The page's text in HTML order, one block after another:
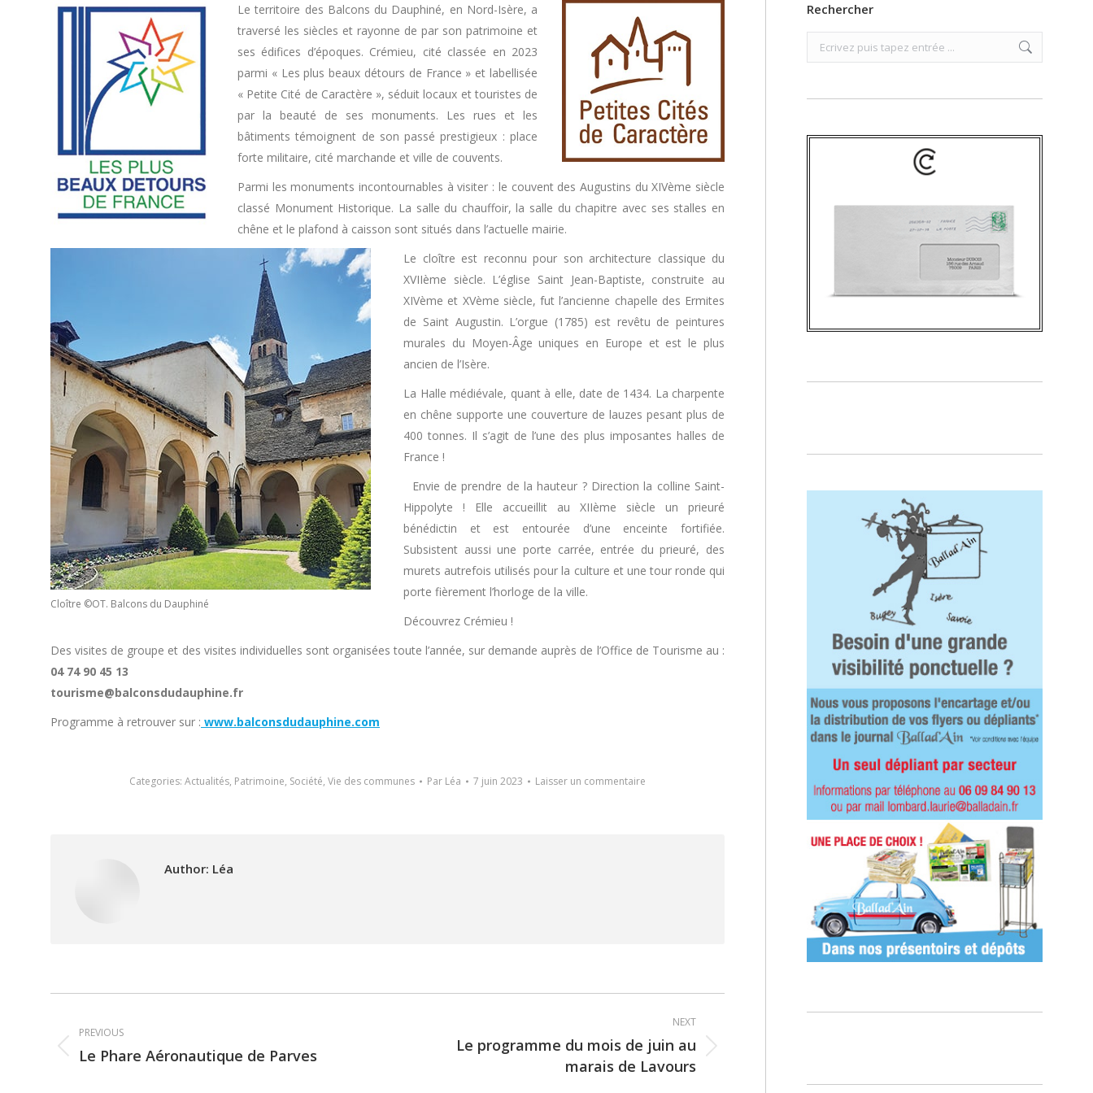
Le territoire des Balcons du Dauphiné, en Nord-Isère, a
traversé les siècles et rayonne de par son patrimoine et
ses édifices d’époques. Crémieu, cité classée en 2023
parmi « Les plus beaux détours de France » et labellisée
« Petite Cité de Caractère », séduit locaux et touristes de
par la beauté de ses monuments. Les rues et les
bâtiments témoignent de son passé prestigieux : place
forte militaire, cité marchande et ville de couvents.
Parmi les monuments incontournables à visiter : le couvent des Augustins du XIVème siècle
classé Monument Historique. La salle du chauffoir, la salle du chapitre avec ses stalles en
chêne et le plafond à caisson sont situés dans l’actuelle mairie.
Cloître ©OT. Balcons du Dauphiné
Le cloître est reconnu pour son architecture classique du
XVIIème siècle. L’église Saint Jean-Baptiste, construite au
XIVème et XVème siècle, fut l’ancienne chapelle des Ermites
de Saint Augustin. L’orgue (1785) est revêtu de peintures
murales du Moyen-Âge uniques en Europe et est le plus
ancien de l’Isère.
La Halle médiévale, quant à elle, date de 1434. La charpente
en chêne supporte une couverture de lauzes pesant plus de
400 tonnes. Il s’agit de l’une des plus imposantes halles de
France !
Envie de prendre de la hauteur ? Direction la colline Saint-
Hippolyte ! Elle accueillit au XIIème siècle un prieuré
bénédictin et est entourée d’une enceinte fortifiée.
Subsistent aussi une porte carrée, entrée du prieuré, des
murets autrefois utilisés pour la culture et une tour ronde qui
porte fièrement l’horloge de la ville.
Découvrez Crémieu !
Des visites de groupe et des visites individuelles sont organisées toute l’année, sur demande auprès de l’Office de Tourisme au :
04 74 90 45 13
tourisme@balconsdudauphine.fr
Programme à retrouver sur : www.balconsdudauphine.com
Categories: Actualités, Patrimoine, Société, Vie des communes Par Léa 7 juin 2023 Laisser un commentaire
Author: Léa
navigation
PREVIOUS
Previous
Le Phare Aéronautique de Parves
NEXT
Le programme du mois de juin au
marais de Lavours
Rechercher
Search: